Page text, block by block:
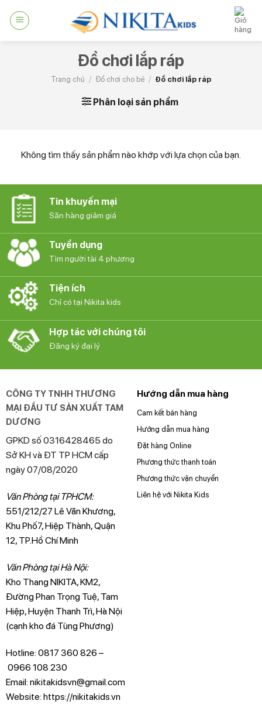
Đồ chơi lắp ráp
Trang chủ / Đồ chơi cho bé / Đồ chơi lắp ráp
Phân loại sản phẩm
Không tìm thấy sản phẩm nào khớp với lựa chọn của bạn.
Tin khuyến mại
Săn hàng giảm giá
Tuyển dụng
Tìm người tài 4 phương
Tiện ích
Chỉ có tại Nikita kids
Hợp tác với chúng tôi
Đăng ký đại lý
CÔNG TY TNHH THƯƠNG
MẠI ĐẦU TƯ SẢN XUẤT TAM
DƯƠNG
GPKD số 0316428465 do
Sở KH và ĐT TP HCM cấp
ngày 07/08/2020
Văn Phòng tại TPHCM:
551/212/27 Lê Văn Khương,
Khu Phố7, Hiệp Thành, Quận
12, TP.Hồ Chí Minh
Văn Phòng tại Hà Nội:
Kho Thang NIKITA, KM2,
Đường Phan Trọng Tuệ, Tam
Hiệp, Huyện Thanh Trì, Hà Nội
(cạnh kho đá Tùng Phương)
Hotline: 0817 360 826 –
0966 108 230
Email: nikitakidsvn@gmail.com
Website: https://nikitakids.vn
Hướng dẫn mua hàng
Cam kết bán hàng
Hướng dẫn mua hàng
Đặt hàng Online
Phương thức thanh toán
Phương thức vận chuyển
Liên hệ với Nikita Kids